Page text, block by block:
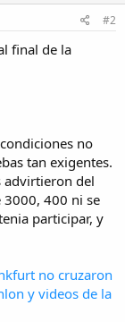
#2
final de la
no
tan exigentes.
advirtieron del
3000, 400 ni se
participar, y
no cruzaron
y videos de la